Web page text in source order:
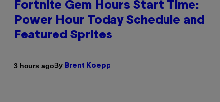
Fortnite Gem Hours Start Time:
Power Hour Today Schedule and
Featured Sprites
3 hours agoBy Brent Koepp